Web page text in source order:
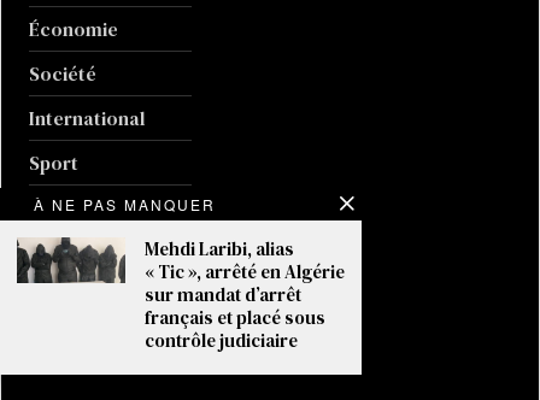
Économie
Société
International
Sport
Culture
Guerre en Ukraine
À NE PAS MANQUER
Mehdi Laribi, alias
« Tic », arrêté en Algérie
sur mandat d’arrêt
français et placé sous
contrôle judiciaire